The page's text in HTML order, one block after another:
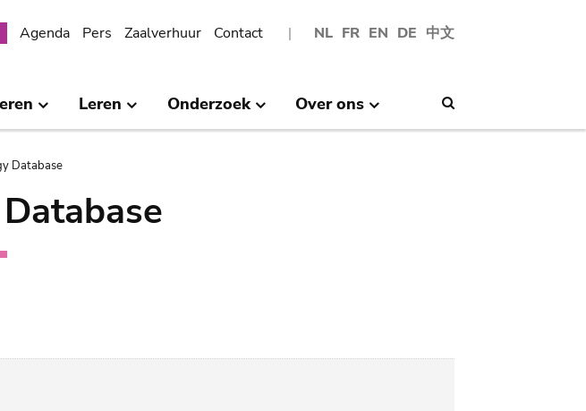
NL FR EN DE 中文
Agenda Pers Zaalverhuur Contact
Leren Onderzoek Over ons
Database